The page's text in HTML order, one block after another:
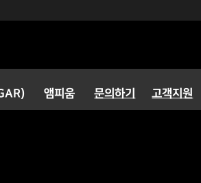
앰피움 문의하기 고객지원